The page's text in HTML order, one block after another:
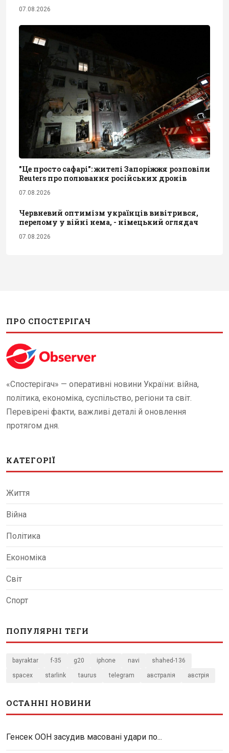
07.08.2026
"Це просто сафарі": жителі Запоріжжя розповіли
Reuters про полювання російських дронів
07.08.2026
Червневий оптимізм українців вивітрився,
перелому у війні нема, - німецький оглядач
07.08.2026
ПРО СПОСТЕРІГАЧ
«Спостерігач» — оперативні новини України: війна,
політика, економіка, суспільство, регіони та світ.
Перевірені факти, важливі деталі й оновлення
протягом дня.
КАТЕГОРІЇ
Життя
Війна
Політика
Економіка
Світ
Спорт
ПОПУЛЯРНІ ТЕГИ
bayraktar f-35 g20 iphone navi shahed-136
spacex starlink taurus telegram австралія австрія
ОСТАННІ НОВИНИ
Генсек ООН засудив масовані удари по...